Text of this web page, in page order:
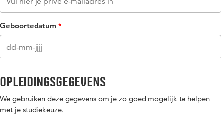
Geboortedatum
Opleidingsgegevens
We gebruiken deze gegevens om je zo goed mogelijk te helpen
met je studiekeuze.